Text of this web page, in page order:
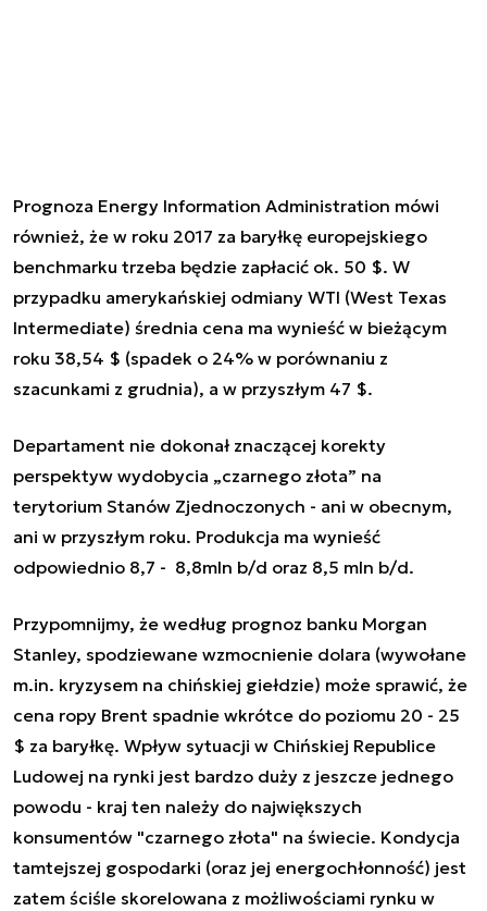
Prognoza Energy Information Administration mówi
również, że w roku 2017 za baryłkę europejskiego
benchmarku trzeba będzie zapłacić ok. 50 $. W
przypadku amerykańskiej odmiany WTI (West Texas
Intermediate) średnia cena ma wynieść w bieżącym
roku 38,54 $ (spadek o 24% w porównaniu z
szacunkami z grudnia), a w przyszłym 47 $.
Departament nie dokonał znaczącej korekty
perspektyw wydobycia „czarnego złota” na
terytorium Stanów Zjednoczonych - ani w obecnym,
ani w przyszłym roku. Produkcja ma wynieść
odpowiednio 8,7 - 8,8mln b/d oraz 8,5 mln b/d.
Przypomnijmy, że według prognoz banku Morgan
Stanley, spodziewane wzmocnienie dolara (wywołane
m.in. kryzysem na chińskiej giełdzie) może sprawić, że
cena ropy Brent spadnie wkrótce do poziomu 20 - 25
$ za baryłkę. Wpływ sytuacji w Chińskiej Republice
Ludowej na rynki jest bardzo duży z jeszcze jednego
powodu - kraj ten należy do największych
konsumentów "czarnego złota" na świecie. Kondycja
tamtejszej gospodarki (oraz jej energochłonność) jest
zatem ściśle skorelowana z możliwościami rynku w